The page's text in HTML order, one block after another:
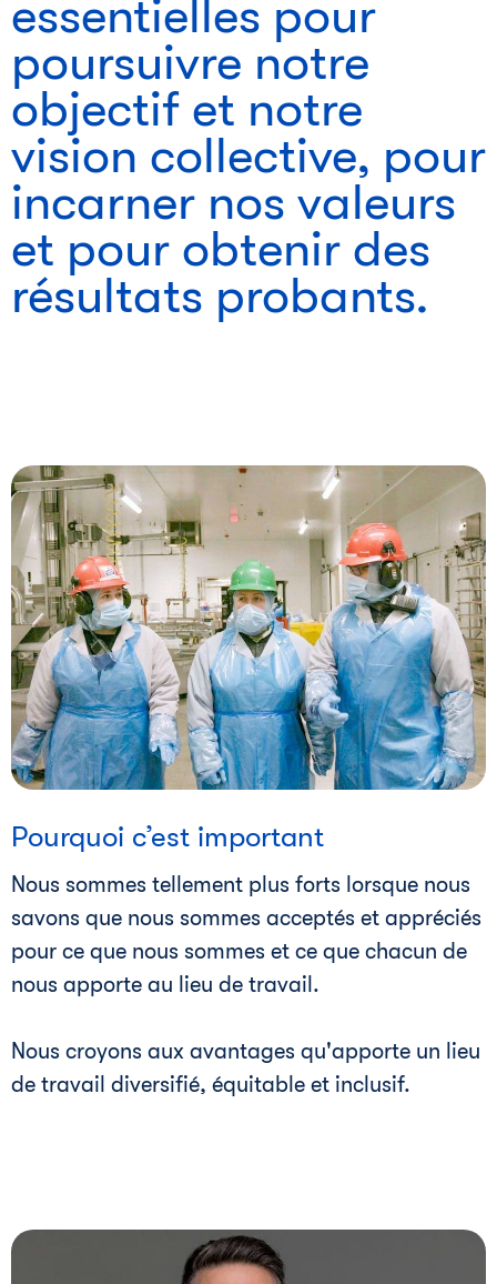
essentielles pour
poursuivre notre
objectif et notre
vision collective, pour
incarner nos valeurs
et pour obtenir des
résultats probants.
Pourquoi c’est important
Nous sommes tellement plus forts lorsque nous
savons que nous sommes acceptés et appréciés
pour ce que nous sommes et ce que chacun de
nous apporte au lieu de travail.
Nous croyons aux avantages qu'apporte un lieu
de travail diversifié, équitable et inclusif.
i